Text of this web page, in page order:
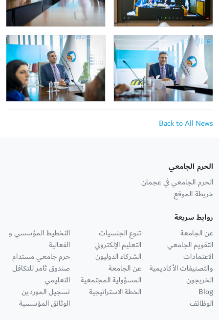
Back to All News
الحرم الجامعي
الحرم الجامعي في عجمان
خريطة الموقع
روابط سريعة
عن الجامعة
التقويم الجامعي
الاعتمادات
والتصنيفات الأكاديمية
الخريجون
Blog
الوظائف
تنوع الجنسيات
التعليم الإلكتروني
الشركاء الدوليون
عن الجامعة
المسؤولية المجتمعية
الخطة الاستراتيجية
التخطيط المؤسسي و
الفعالية
حرم جامعي مستدام
صندوق ثامر للتكافل
التعليمي
تسجيل الموردين
الوثائق المؤسسية